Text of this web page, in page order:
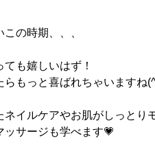
ケ
の時期、、、
も嬉しいはず！
もっと喜ばれちゃいますね
イルケアやお肌がしっとり
サージも学べます💗